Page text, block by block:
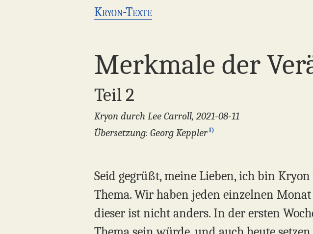
Kryon-Texte
Merkmale der
Teil 2
Kryon durch Lee Carroll, 2021-08-11
Übersetzung: Georg Keppler1)
Seid gegrüßt, meine Lieben, ich bin
Thema. Wir haben jeden einzelnen
dieser ist nicht anders. In der ersten